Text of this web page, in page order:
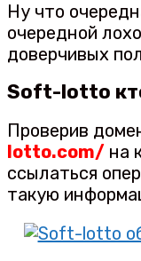
Ну что
очередной
доверчивых
Soft-lotto
Проверив
lotto.com/ на
ссылаться
такую